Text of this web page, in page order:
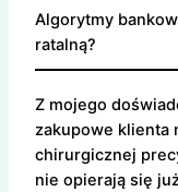
Algorytmy
ratalną?
Z mojego
zakupowe klienta
chirurgicznej
nie opierają się